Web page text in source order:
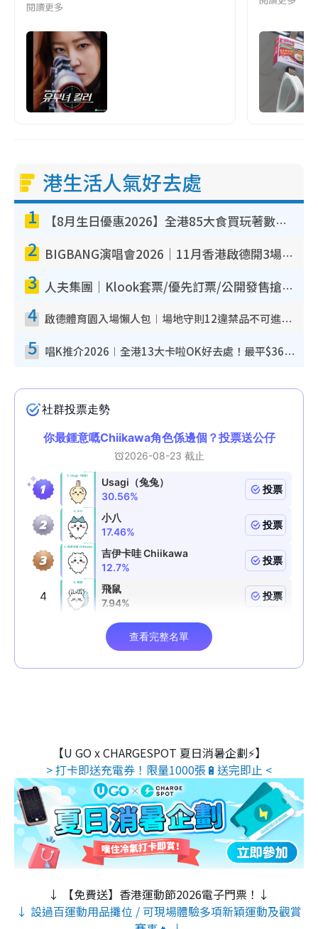
閱讀更多
港生活人氣好去處
1 【8月生日優惠2026】全港85大食買玩著數攻略 自助餐/火鍋放題同行免費＋誠品/DONKI送現金券
2 BIGBANG演唱會2026｜11月香港啟德開3場！實名制VIP申請、優先購票攻略
3 人夫集團｜Klook套票/優先訂票/公開發售搶飛攻略！附票價.購票連結.場地座位表
4 啟德體育園入場懶人包︱場地守則12違禁品不可進場准帶細水樽但全場禁樽蓋！應援牌有限制！
5 唱K推介2026︱全港13大卡啦OK好去處！最平$36起 日文K都有！(附地址+收費詳情)
【U GO x CHARGESPOT 夏日消暑企劃⚡】
> 打卡即送充電券！限量1000張🔋送完即止 <
↓ 【免費送】香港運動節2026電子門票！↓
↓ 設過百運動用品攤位 / 可現場體驗多項新穎運動及觀賞